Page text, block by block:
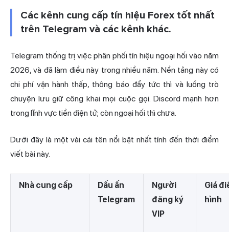
Các kênh cung cấp tín hiệu Forex tốt nhất
trên Telegram và các kênh khác.
Telegram thống trị việc phân phối tín hiệu ngoại hối vào năm
2026, và đã làm điều này trong nhiều năm. Nền tảng này có
chi phí vận hành thấp, thông báo đẩy tức thì và luồng trò
chuyện lưu giữ công khai mọi cuộc gọi. Discord mạnh hơn
trong lĩnh vực tiền điện tử; còn ngoại hối thì chưa.
Dưới đây là một vài cái tên nổi bật nhất tính đến thời điểm
viết bài này.
Nhà cung cấp
Dấu ấn
Telegram
Người
đăng ký
VIP
Giá
hình